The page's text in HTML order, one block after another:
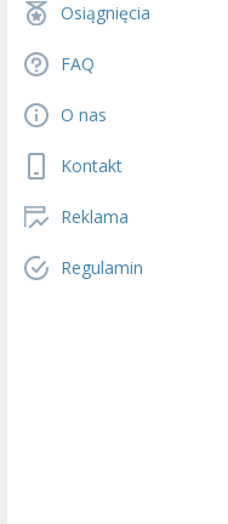
Osiągnięcia
FAQ
O nas
Kontakt
Reklama
Regulamin